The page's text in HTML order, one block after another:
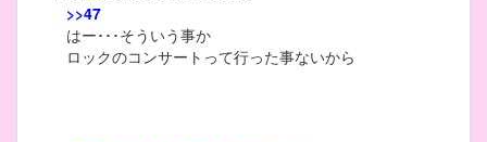
>>47
はー･･･そういう事か
ロックのコンサートって行った事ないから